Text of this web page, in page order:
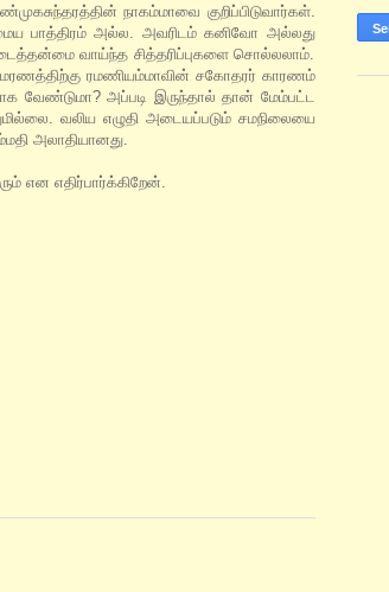
நாகம்மாவை குறிப்பிடுவார்கள்.
பாத்திரம் அல்ல. அவரிடம் கனிவோ அல்லது
வாய்ந்த சித்தரிப்புகளை சொல்லலாம்.
ரமணியம்மாவின் சகோதரர் காரணம்
அப்படி இருந்தால் தான் மேம்பட்ட
வலிய எழுதி அடையப்படும் சமநிலையை
அலாதியானது.
என எதிர்பார்க்கிறேன்.